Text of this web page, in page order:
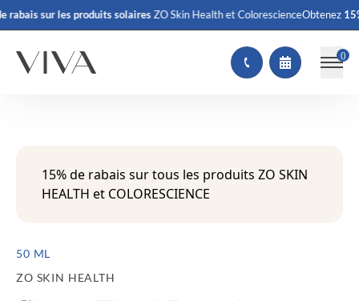
rabaissur les produits solairesZO Skin Health et ColorescienceObtenez15%
()
15% de rabais sur tous les produits ZO SKIN
HEALTH et COLORESCIENCE
50 ML
ZO SKIN HEALTH